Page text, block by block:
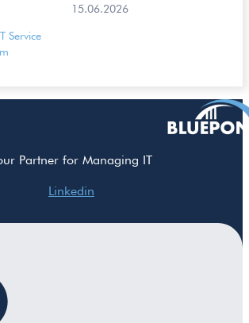
15.06.2026
Service
Partner for Managing IT
Linkedin